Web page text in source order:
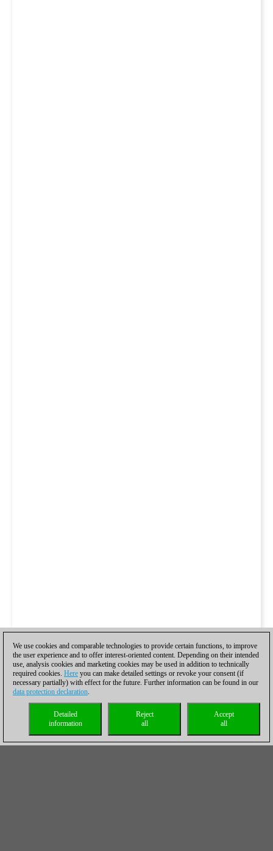
We use cookies and comparable technologies to provide certain functions, to improve
the user experience and to offer interest-oriented content. Depending on their intended
use, analysis cookies and marketing cookies may be used in addition to technically
required cookies. Here you can make detailed settings or revoke your consent (if
necessary partially) with effect for the future. Further information can be found in our
data protection declaration.
Accept
all
Reject
all
Detailed
information